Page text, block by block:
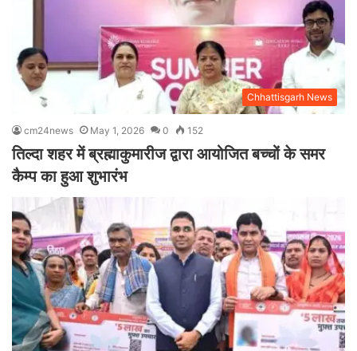
Chhattisgarh News
cm24news May 1, 2026 0 152
तिल्दा शहर में ब्रह्माकुमारीज द्वारा आयोजित बच्चों के समर
कैम्प का हुआ शुभारंभ